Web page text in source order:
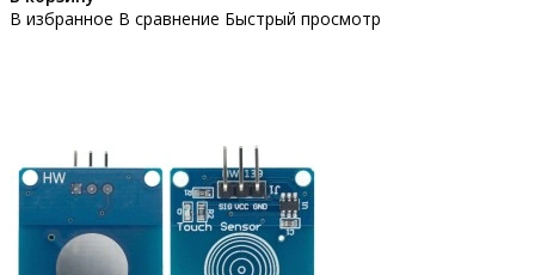
В избранное В сравнение Быстрый просмотр